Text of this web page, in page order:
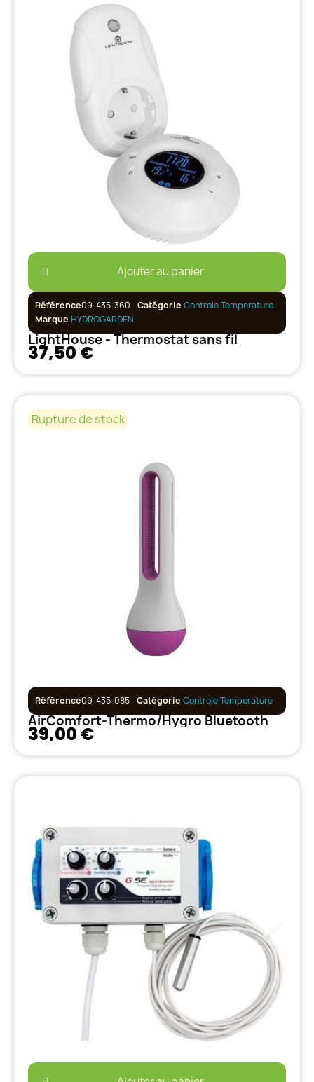
Ajouter au panier
Référence09-435-360 Catégorie Controle Temperature
Marque HYDROGARDEN
LightHouse - Thermostat sans fil
37,50 €
Rupture de stock
Référence09-435-085 Catégorie Controle Temperature
AirComfort-Thermo/Hygro Bluetooth
39,00 €